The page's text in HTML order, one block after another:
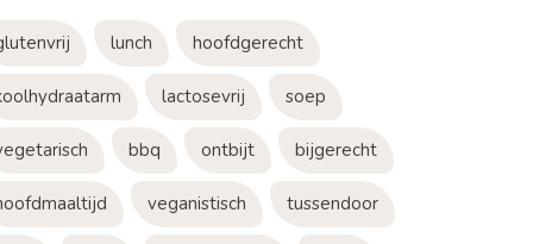
lunch hoofdgerecht
lactosevrij soep
bbq ontbijt bijgerecht
veganistisch tussendoor